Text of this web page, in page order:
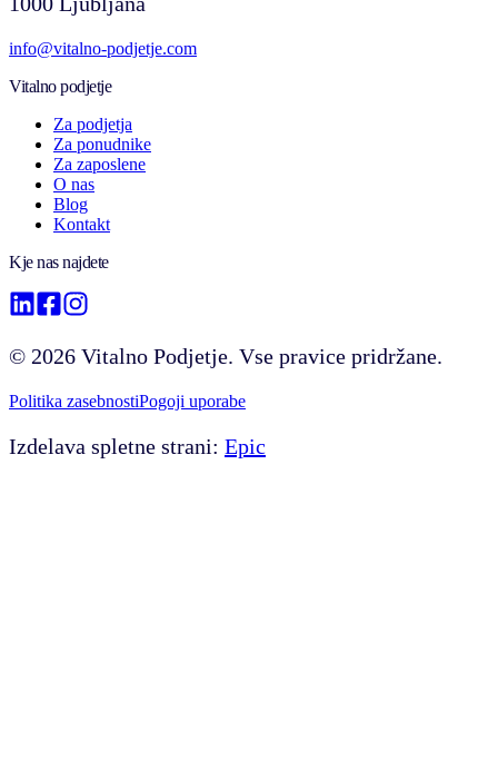
info@vitalno-podjetje.com
Vitalno podjetje
Za podjetja
Za ponudnike
Za zaposlene
O nas
Blog
Kontakt
Kje nas najdete
© 2026 Vitalno Podjetje. Vse pravice pridržane.
Politika zasebnostiPogoji uporabe
Izdelava spletne strani: Epic